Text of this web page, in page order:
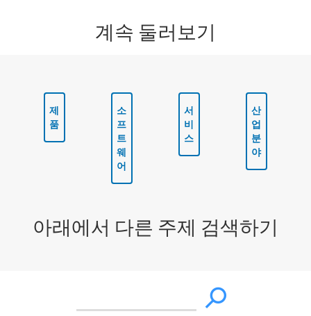
계속 둘러보기
제
품
소
프
트
웨
어
서
비
스
산
업
분
야
아래에서 다른 주제 검색하기